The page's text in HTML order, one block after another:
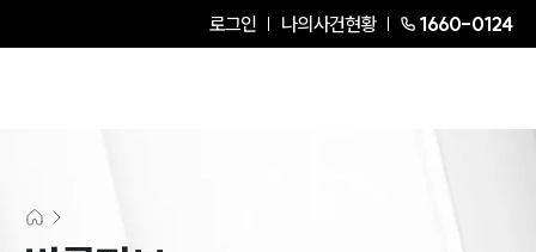
로그인 나의사건현황 1660-0124